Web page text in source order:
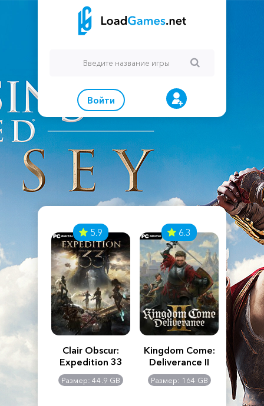
Войти
Creed
5.9
Clair Obscur:
Expedition 33
Размер: 44.9 GB
6.3
Kingdom Come:
Deliverance II
Размер: 164 GB
The